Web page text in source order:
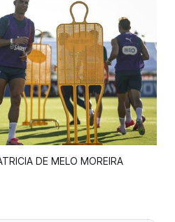
DE MELO MOREIRA